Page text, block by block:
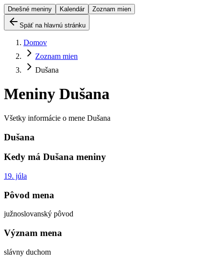
Dnešné meniny Kalendár Zoznam mien
Späť na hlavnú stránku
Domov
Zoznam mien
Dušana
Meniny Dušana
Všetky informácie o mene Dušana
Dušana
Kedy má Dušana meniny
19. júla
Pôvod mena
južnoslovanský pôvod
Význam mena
slávny duchom